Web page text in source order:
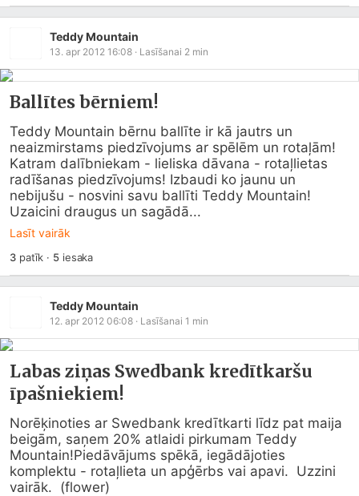
Teddy Mountain
13. apr 2012 16:08 · Lasīšanai 2 min
Ballītes bērniem!
Teddy Mountain bērnu ballīte ir kā jautrs un
neaizmirstams piedzīvojums ar spēlēm un rotaļām!
Katram dalībniekam - lieliska dāvana - rotaļlietas
radīšanas piedzīvojums! Izbaudi ko jaunu un
nebijušu - nosvini savu ballīti Teddy Mountain!
Uzaicini draugus un sagādā...
Lasīt vairāk
3patīk · 5iesaka
Teddy Mountain
12. apr 2012 06:08 · Lasīšanai 1 min
Labas ziņas Swedbank kredītkaršu
īpašniekiem!
Norēķinoties ar Swedbank kredītkarti līdz pat maija
beigām, saņem 20% atlaidi pirkumam Teddy
Mountain!Piedāvājums spēkā, iegādājoties
komplektu - rotaļlieta un apģērbs vai apavi.  Uzzini
vairāk.  (flower)